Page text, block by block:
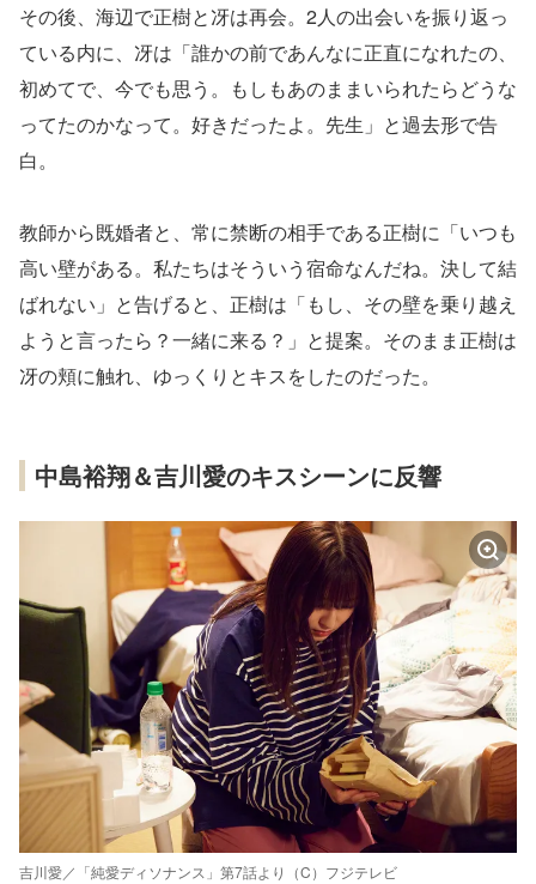
その後、海辺で正樹と冴は再会。2人の出会いを振り返っ
ている内に、冴は「誰かの前であんなに正直になれたの、
初めてで、今でも思う。もしもあのままいられたらどうな
ってたのかなって。好きだったよ。先生」と過去形で告
白。
教師から既婚者と、常に禁断の相手である正樹に「いつも
高い壁がある。私たちはそういう宿命なんだね。決して結
ばれない」と告げると、正樹は「もし、その壁を乗り越え
ようと言ったら？一緒に来る？」と提案。そのまま正樹は
冴の頬に触れ、ゆっくりとキスをしたのだった。
中島裕翔＆吉川愛のキスシーンに反響
吉川愛／「純愛ディソナンス」第7話より（C）フジテレビ